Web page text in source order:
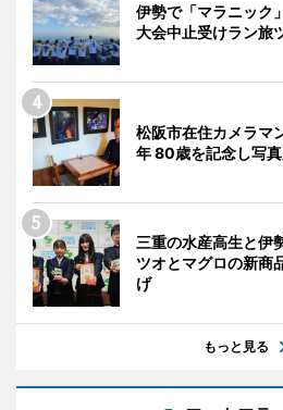
伊勢で「マラニッ
大会中止受けラン旅
松阪市在住カメラマ
年 80歳を記念し写
三重の水産高生と伊
ツオとマグロの新
げ
もっと見る